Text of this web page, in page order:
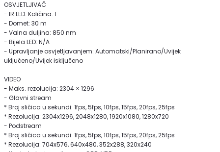
OSVJETLJIVAČ
- IR LED. Količina: 1
- Domet: 30 m
- Valna duljina: 850 nm
- Bijela LED: N/A
- Upravljanje osvjetljavanjem: Automatski/Planirano/Uvijek
uključeno/Uvijek isključeno
VIDEO
- Maks. rezolucija: 2304 × 1296
- Glavni stream
* Broj sličica u sekundi: 1fps, 5fps, 10fps, 15fps, 20fps, 25fps
* Rezolucija: 2304x1296, 2048x1280, 1920x1080, 1280x720
- Podstream
* Broj sličica u sekundi: 1fps, 5fps, 10fps, 15fps, 20fps, 25fps
* Rezolucija: 704x576, 640x480, 352x288, 320x240